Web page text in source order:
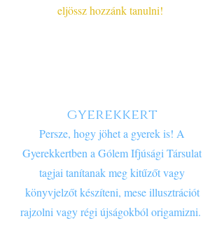
eljössz hozzánk tanulni!
gyerekkert
Persze, hogy jöhet a gyerek is! A
Gyerekkertben a Gólem Ifjúsági Társulat
tagjai tanítanak meg kitűzőt vagy
könyvjelzőt készíteni, mese illusztrációt
rajzolni vagy régi újságokból origamizni.